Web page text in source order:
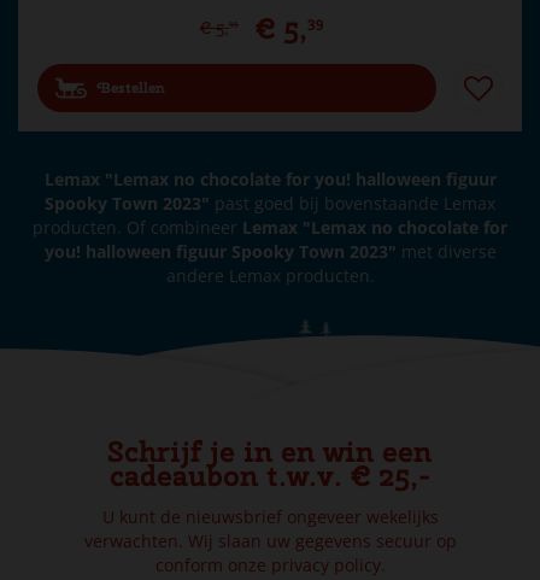
€ 5,99 € 5,39
Bestellen
Lemax "Lemax no chocolate for you! halloween figuur
Spooky Town 2023" past goed bij bovenstaande Lemax
producten. Of combineer Lemax "Lemax no chocolate for
you! halloween figuur Spooky Town 2023" met diverse
andere Lemax producten.
Schrijf je in en win een
cadeaubon t.w.v. € 25,-
U kunt de nieuwsbrief ongeveer wekelijks
verwachten. Wij slaan uw gegevens secuur op
conform onze privacy policy.